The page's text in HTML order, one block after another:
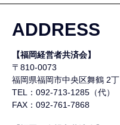
ADDRESS
【福岡経営者共済会】
〒810-0073
福岡県福岡市中央区舞鶴 2
TEL：092-713-1285（代）
FAX：092-761-7868